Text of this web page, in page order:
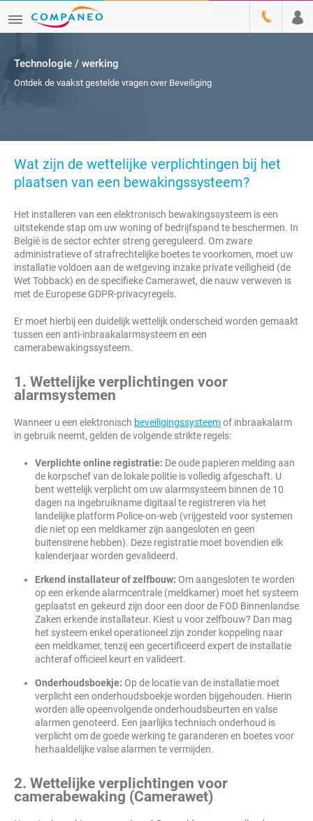
Technologie / werking
Ontdek de vaakst gestelde vragen over Beveiliging
Wat zijn de wettelijke verplichtingen bij het
plaatsen van een bewakingssysteem?
Het installeren van een elektronisch bewakingssysteem is een
uitstekende stap om uw woning of bedrijfspand te beschermen. In
België is de sector echter streng gereguleerd. Om zware
administratieve of strafrechtelijke boetes te voorkomen, moet uw
installatie voldoen aan de wetgeving inzake private veiligheid (de
Wet Tobback) en de specifieke Camerawet, die nauw verweven is
met de Europese GDPR-privacyregels.
Er moet hierbij een duidelijk wettelijk onderscheid worden gemaakt
tussen een anti-inbraakalarmsysteem en een
camerabewakingssysteem.
1. Wettelijke verplichtingen voor
alarmsystemen
Wanneer u een elektronisch beveiligingssysteemof inbraakalarm
in gebruik neemt, gelden de volgende strikte regels:
Verplichte online registratie: De oude papieren melding aan
de korpschef van de lokale politie is volledig afgeschaft. U
bent wettelijk verplicht om uw alarmsysteem binnen de 10
dagen na ingebruikname digitaal te registreren via het
landelijke platform Police-on-web (vrijgesteld voor systemen
die niet op een meldkamer zijn aangesloten en geen
buitensirene hebben). Deze registratie moet bovendien elk
kalenderjaar worden gevalideerd.
Erkend installateur of zelfbouw: Om aangesloten te worden
op een erkende alarmcentrale (meldkamer) moet het systeem
geplaatst en gekeurd zijn door een door de FOD Binnenlandse
Zaken erkende installateur. Kiest u voor zelfbouw? Dan mag
het systeem enkel operationeel zijn zonder koppeling naar
een meldkamer, tenzij een gecertificeerd expert de installatie
achteraf officieel keurt en valideert.
Onderhoudsboekje: Op de locatie van de installatie moet
verplicht een onderhoudsboekje worden bijgehouden. Hierin
worden alle opeenvolgende onderhoudsbeurten en valse
alarmen genoteerd. Een jaarlijks technisch onderhoud is
verplicht om de goede werking te garanderen en boetes voor
herhaaldelijke valse alarmen te vermijden.
2. Wettelijke verplichtingen voor
camerabewaking (Camerawet)